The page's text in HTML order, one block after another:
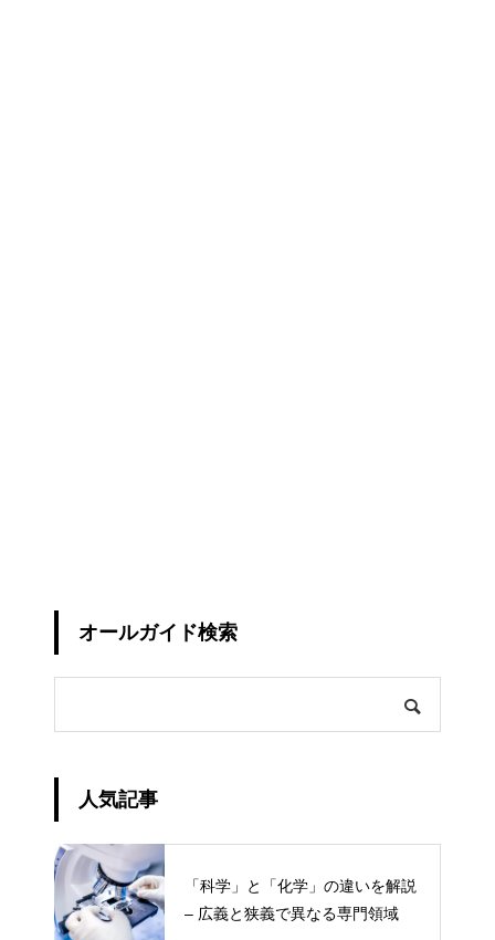
オールガイド検索
人気記事
「科学」と「化学」の違いを解説
– 広義と狭義で異なる専門領域